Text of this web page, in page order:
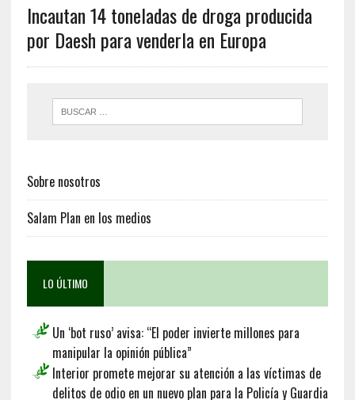
Incautan 14 toneladas de droga producida
por Daesh para venderla en Europa
Sobre nosotros
Salam Plan en los medios
LO ÚLTIMO
Un ‘bot ruso’ avisa: “El poder invierte millones para
manipular la opinión pública”
Interior promete mejorar su atención a las víctimas de
delitos de odio en un nuevo plan para la Policía y Guardia